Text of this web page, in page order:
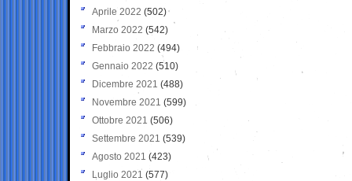
Aprile 2022 (502)
Marzo 2022 (542)
Febbraio 2022 (494)
Gennaio 2022 (510)
Dicembre 2021 (488)
Novembre 2021 (599)
Ottobre 2021 (506)
Settembre 2021 (539)
Agosto 2021 (423)
Luglio 2021 (577)